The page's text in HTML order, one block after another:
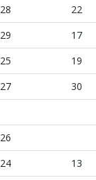
28
22
29
17
25
19
27
30
26
24
13